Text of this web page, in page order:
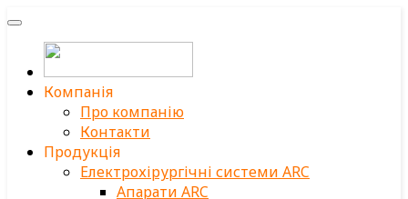
Компанія
Про компанію
Контакти
Продукція
Електрохірургічні системи ARC
Апарати ARC